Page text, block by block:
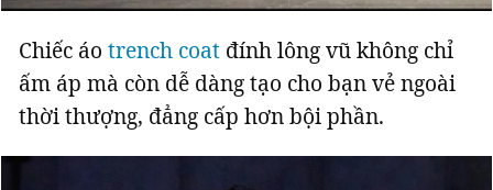
Chiếc áo trench coat đính lông vũ không chỉ
ấm áp mà còn dễ dàng tạo cho bạn vẻ ngoài
thời thượng, đẳng cấp hơn bội phần.